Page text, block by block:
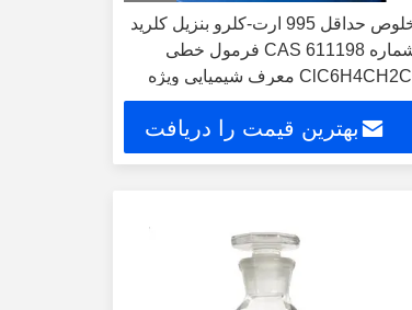
خلوص حداقل 995 ارت-کلرو بنزیل کلرید
شماره CAS 611198 فرمول خطی
ClC6H4CH2Cl معرف شیمیایی ویژه
بهترین قیمت را دریافت